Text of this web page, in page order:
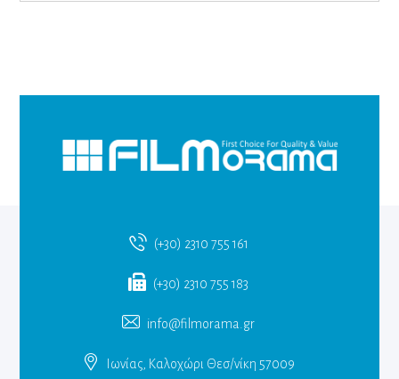
(+30) 2310 755 161
(+30) 2310 755 183
info@filmorama.gr
Ιωνίας, Καλοχώρι Θεσ/νίκη 57009